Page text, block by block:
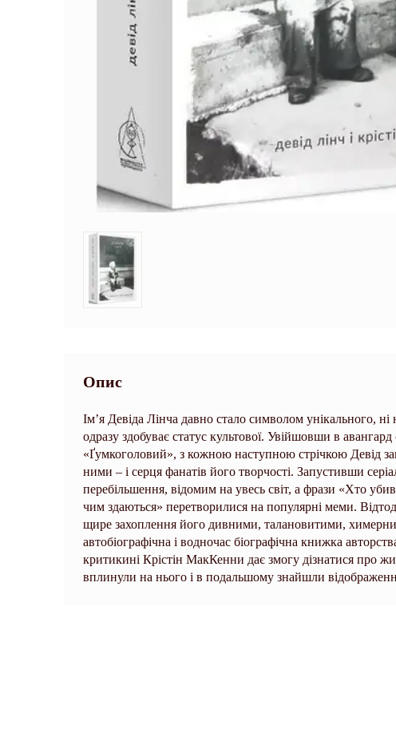
Опис
Ім’я Девіда Лінча давно стало символом унікального,
одразу здобуває статус культової. Увійшовши в
«Ґумкоголовий», з кожною наступною стрічкою Девід
ними – і серця фанатів його творчості. Запустивши
перебільшення, відомим на увесь світ, а фрази «Хто
чим здаються» перетворилися на популярні меми.
щире захоплення його дивними, талановитими,
автобіографічна і водночас біографічна книжка
критикині Крістін МакКенни дає змогу дізнатися про
вплинули на нього і в подальшому знайшли